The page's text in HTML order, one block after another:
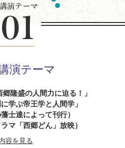
演テーマ
郷隆盛の人間力に迫る！」
学ぶ帝王学と人間学」
士達によって刊行）
マ「西郷どん」放映）
容を見る